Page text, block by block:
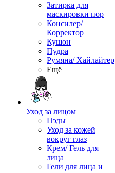
Затирка для
маскировки пор
Консилер/
Корректор
Кушон
Пудра
Румяна/ Хайлайтер
Ещё
Уход за лицом
Пэды
Уход за кожей
вокруг глаз
Крем/ Гель для
лица
Гели для лица и